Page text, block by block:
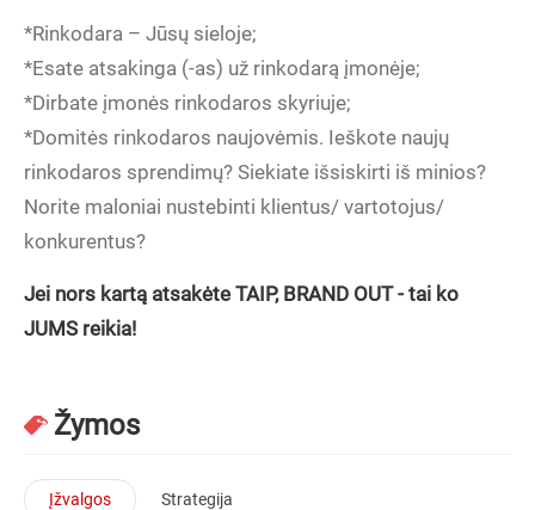
*Rinkodara – Jūsų sieloje;
*Esate atsakinga (-as) už rinkodarą įmonėje;
*Dirbate įmonės rinkodaros skyriuje;
*Domitės rinkodaros naujovėmis. Ieškote naujų
rinkodaros sprendimų? Siekiate išsiskirti iš minios?
Norite maloniai nustebinti klientus/ vartotojus/
konkurentus?
Jei nors kartą atsakėte TAIP, BRAND OUT - tai ko
JUMS reikia!
Žymos
Įžvalgos Strategija